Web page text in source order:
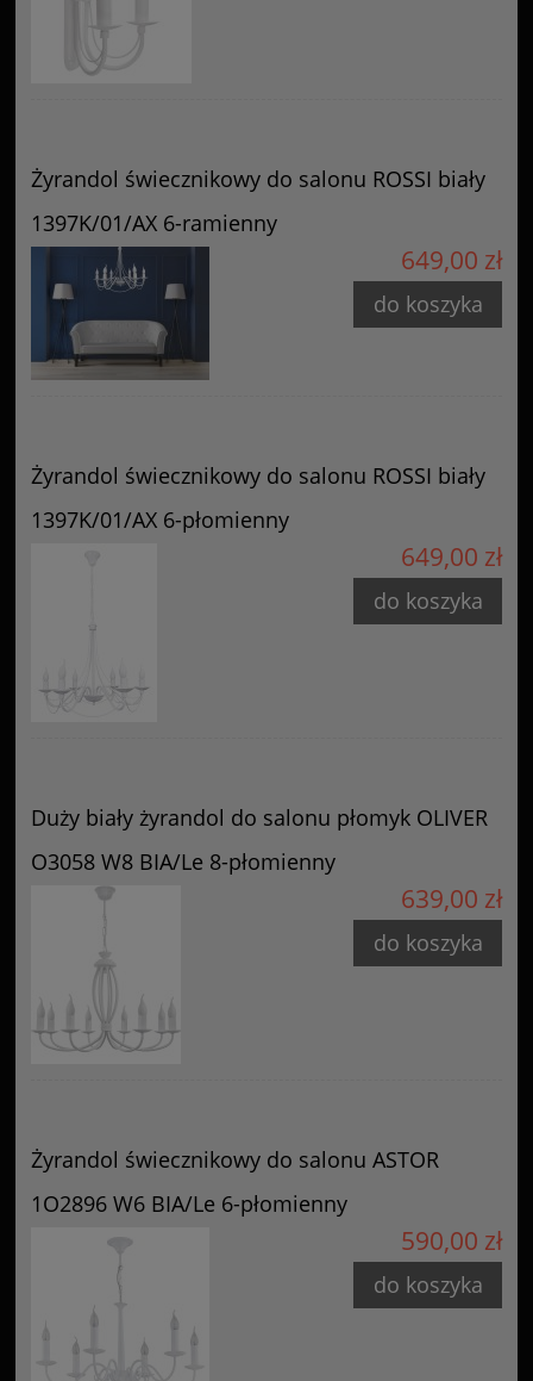
Żyrandol świecznikowy do salonu ROSSI biały
1397K/01/AX 6-ramienny
649,00 zł
do koszyka
Żyrandol świecznikowy do salonu ROSSI biały
1397K/01/AX 6-płomienny
649,00 zł
do koszyka
Duży biały żyrandol do salonu płomyk OLIVER
O3058 W8 BIA/Le 8-płomienny
639,00 zł
do koszyka
Żyrandol świecznikowy do salonu ASTOR
1O2896 W6 BIA/Le 6-płomienny
590,00 zł
do koszyka